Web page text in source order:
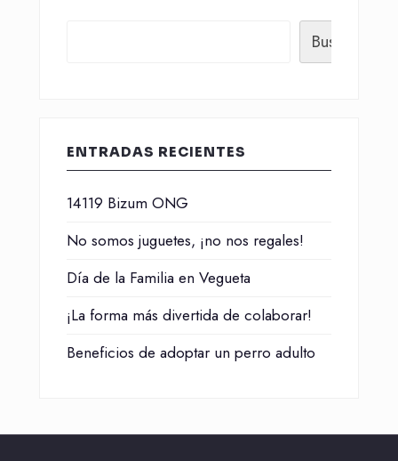
Buscar
ENTRADAS RECIENTES
14119 Bizum ONG
No somos juguetes, ¡no nos regales!
Día de la Familia en Vegueta
¡La forma más divertida de colaborar!
Beneficios de adoptar un perro adulto